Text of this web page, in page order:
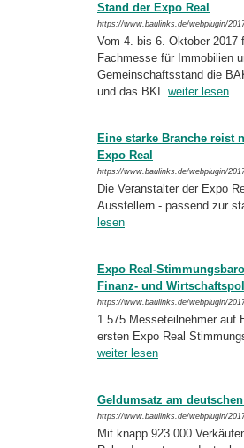
Stand der Expo Real
https://www.baulinks.de/webplugin/
Vom 4. bis 6. Oktober
Fachmesse für Immobilien
Gemeinschaftsstand die
und das BKI. weiter lesen
Eine starke Branche reist
Expo Real
https://www.baulinks.de/webplugin/
Die Veranstalter der Expo
Ausstellern - passend zur
lesen
Expo Real-
Finanz- und
https://www.baulinks.de/webplugin/
1.575 Messeteilnehmer auf
ersten Expo Real
weiter lesen
Geldumsatz am
https://www.baulinks.de/webplugin/
Mit knapp 923.000